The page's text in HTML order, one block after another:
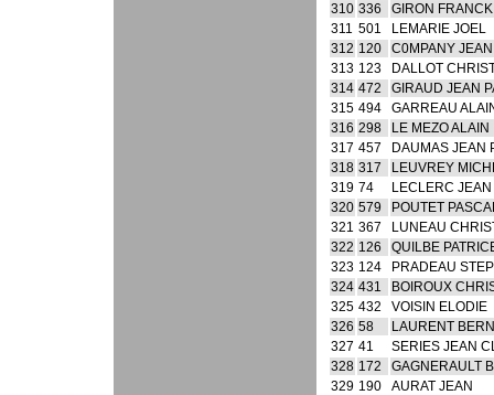
310 336
GIRON FRANCK
311 501
LEMARIE JOEL
312 120
C0MPANY
313 123
DALLOT
314 472
GIRAUD JEAN
315 494
GARREAU
316 298
LE MEZO ALAIN
317 457
DAUMAS JEAN
318 317
LEUVREY
319 74
LECLERC
320 579
POUTET
321 367
LUNEAU
322 126
QUILBE
323 124
PRADEAU
324 431
BOIROUX
325 432
VOISIN ELODIE
326 58
LAURENT
327 41
SERIES JEAN
328 172
GAGNERAULT
329 190
AURAT JEAN